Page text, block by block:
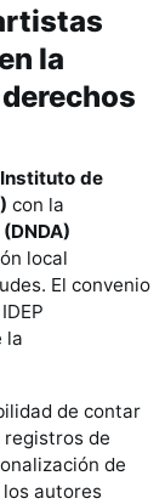
la
Instituto de
con la
local
El convenio
la
de contar
de
de
los autores